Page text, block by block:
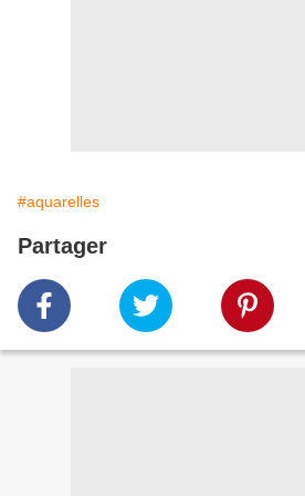
#aquarelles
Partager